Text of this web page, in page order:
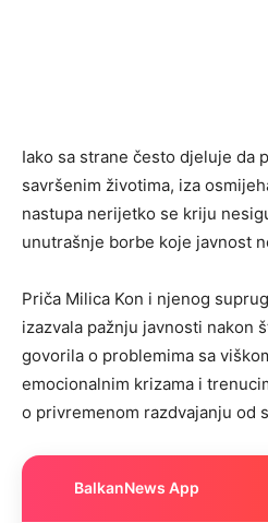
Iako sa strane često djeluje da
savršenim životima, iza
nastupa nerijetko se kriju
unutrašnje borbe koje javnost
Priča Milica Kon i njenog
izazvala pažnju javnosti nakon
govorila o problemima sa
emocionalnim krizama i
o privremenom razdvajanju od
BalkanNews App